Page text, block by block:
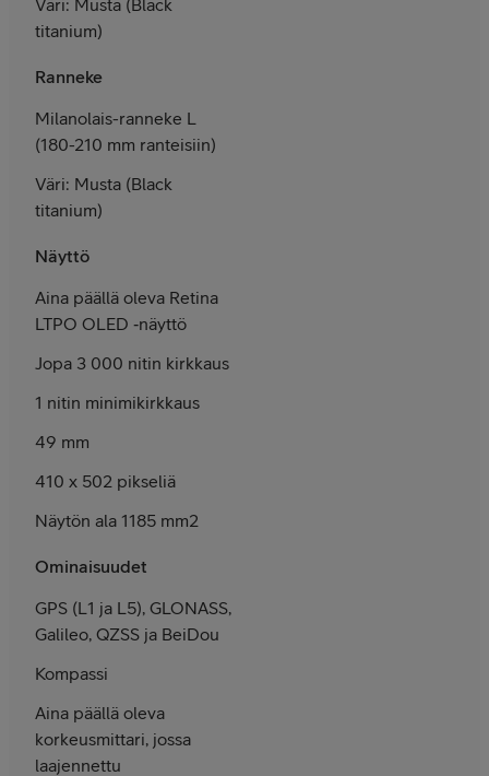
titanium)
Ranneke
Milanolais-ranneke L
(180-210 mm ranteisiin)
Väri: Musta (Black
titanium)
Näyttö
Aina päällä oleva Retina
LTPO OLED ‑näyttö
Jopa 3 000 nitin kirkkaus
1 nitin minimikirkkaus
49 mm
410 x 502 pikseliä
Näytön ala 1185 mm2
Ominaisuudet
GPS (L1 ja L5), GLONASS,
Galileo, QZSS ja BeiDou
Kompassi
Aina päällä oleva
korkeusmittari, jossa
laajennettu